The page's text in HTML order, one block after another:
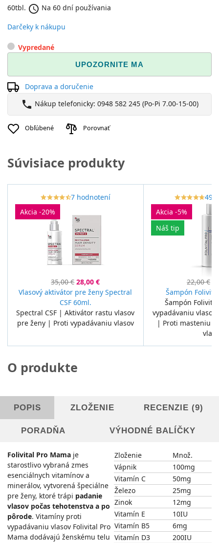
60tbl. schedule Na 60 dní používania
Darčeky k nákupu
Vypredané
UPOZORNITE MA
Doprava a doručenie
phone Nákup telefonicky: 0948 582 245 (Po-Pi 7.00-15-00)
Obľúbené Porovnať
Súvisiace produkty
star_borderstar_borderstar_borderstar_borderstar_border
starstarstarstarstar7 hodnotení
Akcia -20%
35,00 € 28,00 €
Vlasový aktivátor pre ženy Spectral
CSF 60ml.
Spectral CSF | Aktivátor rastu vlasov
pre ženy | Proti vypadávaniu vlasov
star_borderstar_borderstar_borderstar_borderstar_border
starstarstarstarstar49
Akcia -5%
Náš tip
22,00 €
Šampón
Šampón
vypadávaniu
| Proti masteniu |
vlasy
O produkte
POPIS ZLOŽENIE RECENZIE (9)
PORADŇA VÝHODNÉ BALÍČKY
Zloženie
Množ.
Vápnik
100mg
Vitamín C
50mg
Železo
25mg
Zinok
12mg
Vitamín E
10IU
Vitamín B5
6mg
Vitamín D3
200IU
Folivital Pro Mama je
starostlivo vybraná zmes
esenciálnych vitamínov a
minerálov, vytvorená špeciálne
pre ženy, ktoré trápi padanie
vlasov počas tehotenstva a po
pôrode. Vitamíny proti
vypadávaniu vlasov Folivital Pro
Mama dodávajú ženskému telu